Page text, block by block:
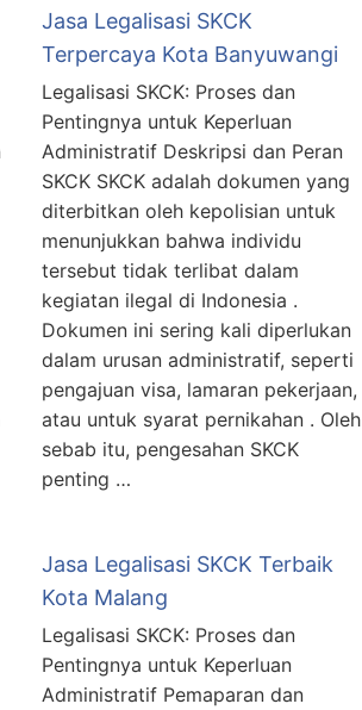
Jasa Legalisasi SKCK
Terpercaya Kota Banyuwangi
Legalisasi SKCK: Proses dan
Pentingnya untuk Keperluan
Administratif Deskripsi dan Peran
SKCK SKCK adalah dokumen yang
diterbitkan oleh kepolisian untuk
menunjukkan bahwa individu
tersebut tidak terlibat dalam
kegiatan ilegal di Indonesia .
Dokumen ini sering kali diperlukan
dalam urusan administratif, seperti
pengajuan visa, lamaran pekerjaan,
atau untuk syarat pernikahan . Oleh
sebab itu, pengesahan SKCK
penting …
Jasa Legalisasi SKCK Terbaik
Kota Malang
Legalisasi SKCK: Proses dan
Pentingnya untuk Keperluan
Administratif Pemaparan dan